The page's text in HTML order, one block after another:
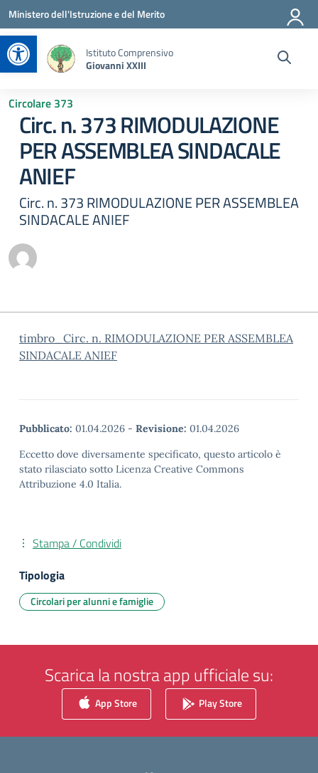
Apri la barra degli strumenti
Vai ai contenuti
Vai al menu di navigazione
Vai al footer
Ministero dell'Istruzione e del Merito
Istituto Comprensivo
Giovanni XXIII
Circolare 373
Circ. n. 373 RIMODULAZIONE
PER ASSEMBLEA SINDACALE
ANIEF
Circ. n. 373 RIMODULAZIONE PER ASSEMBLEA
SINDACALE ANIEF
timbro_Circ. n. RIMODULAZIONE PER ASSEMBLEA
SINDACALE ANIEF
Pubblicato: 01.04.2026 - Revisione: 01.04.2026
Eccetto dove diversamente specificato, questo articolo è
stato rilasciato sotto Licenza Creative Commons
Attribuzione 4.0 Italia.
Stampa / Condividi
Tipologia
Circolari per alunni e famiglie
Scarica la nostra app ufficiale su:
App Store Play Store